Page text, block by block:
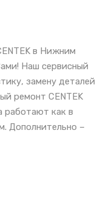
в Нижним
Наш сервисный
замену деталей
ремонт CENTEK
работают как в
Дополнительно –